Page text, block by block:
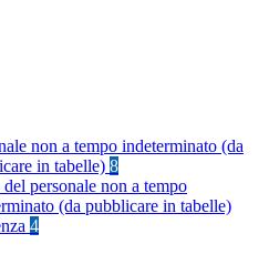
non a tempo indeterminato (da
in tabelle) 8
del personale non a tempo
(da pubblicare in tabelle)
4